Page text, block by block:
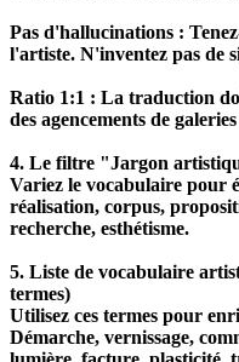
Pas d'hallucinations :
l'artiste. N'inventez pas de
Ratio 1:1 : La traduction
des agencements de
4. Le filtre "Jargon
Variez le vocabulaire pour
réalisation, corpus,
recherche, esthétisme.
5. Liste de vocabulaire
termes)
Utilisez ces termes pour
Démarche, vernissage,